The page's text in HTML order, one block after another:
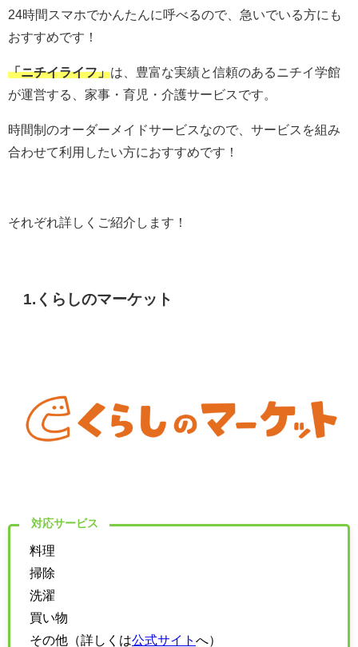
24時間スマホでかんたんに呼べるので、急いでいる方にも
おすすめです！
「ニチイライフ」は、豊富な実績と信頼のある ニチイ学館
が運営する、家事・育児・介護サービスです。
時間制のオーダーメイドサービスなので、サービスを組み
合わせて利用したい方におすすめです！
それぞれ詳しくご紹介します！
1.くらしのマーケット
対応サービス
料理
掃除
洗濯
買い物
その他（詳しくは公式サイト へ）